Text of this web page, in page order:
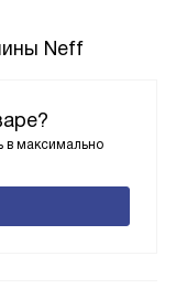
Neff
в максимально